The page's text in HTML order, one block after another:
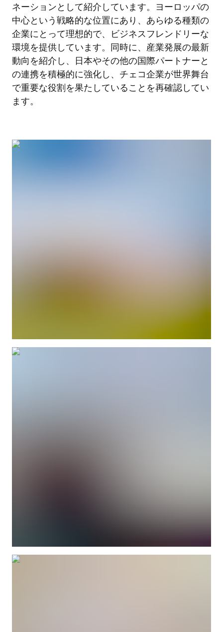
ネーションとして紹介しています。ヨーロッパの
中心という戦略的な位置にあり、あらゆる種類の
企業にとって理想的で、ビジネスフレンドリーな
環境を提供しています。同時に、産業発展の最新
動向を紹介し、日本やその他の国際パートナーと
の連携を積極的に強化し、チェコ企業が世界舞台
で重要な役割を果たしていることを再確認してい
ます。